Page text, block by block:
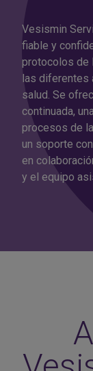
Vesismin
fiable y
protocolos de
las diferentes
salud. Se
continuada,
procesos de
un soporte
en
y el equipo